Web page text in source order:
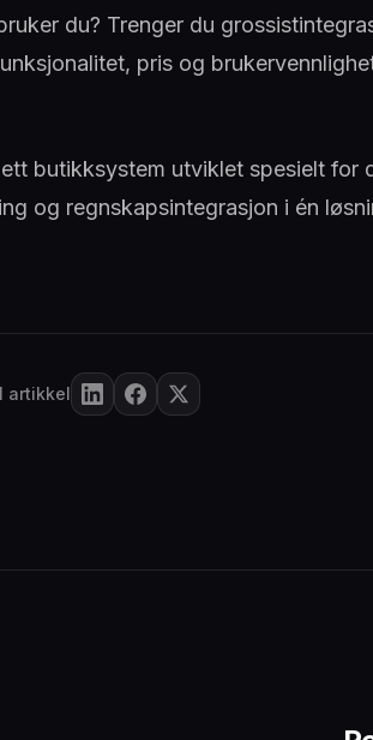
du? Trenger du
pris og
butikksystem utviklet spesielt for
og regnskapsintegrasjon i én
artikkel